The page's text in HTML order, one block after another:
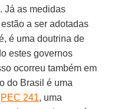
Já as medidas
a ser adotadas
é uma doutrina de
estes governos
ocorreu também em
do Brasil é uma
PEC 241, uma